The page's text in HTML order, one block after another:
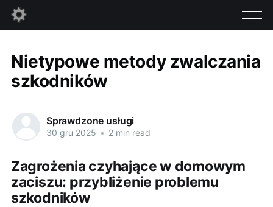
Nietypowe metody zwalczania
szkodników
Sprawdzone usługi
30 gru 2025 • 2 min read
Zagrożenia czyhające w domowym
zaciszu: przybliżenie problemu
szkodników